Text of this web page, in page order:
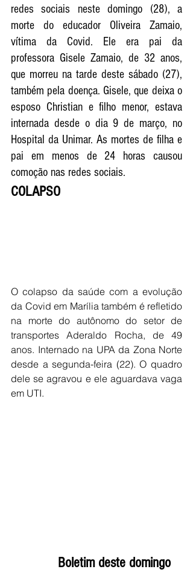
redes sociais neste domingo (28), a
morte do educador Oliveira Zamaio,
vítima da Covid. Ele era pai da
professora Gisele Zamaio, de 32 anos,
que morreu na tarde deste sábado (27),
também pela doença. Gisele, que deixa o
esposo Christian e filho menor, estava
internada desde o dia 9 de março, no
Hospital da Unimar. As mortes de filha e
pai em menos de 24 horas causou
comoção nas redes sociais.
COLAPSO
O colapso da saúde com a evolução
da Covid em Marília também é refletido
na morte do autônomo do setor de
transportes Aderaldo Rocha, de 49
anos. Internado na UPA da Zona Norte
desde a segunda-feira (22). O quadro
dele se agravou e ele aguardava vaga
em UTI.